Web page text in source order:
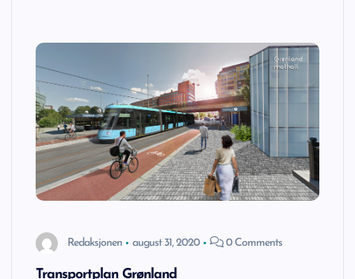
Redaksjonen august 31, 2020 0 Comments
Transportplan Grønland